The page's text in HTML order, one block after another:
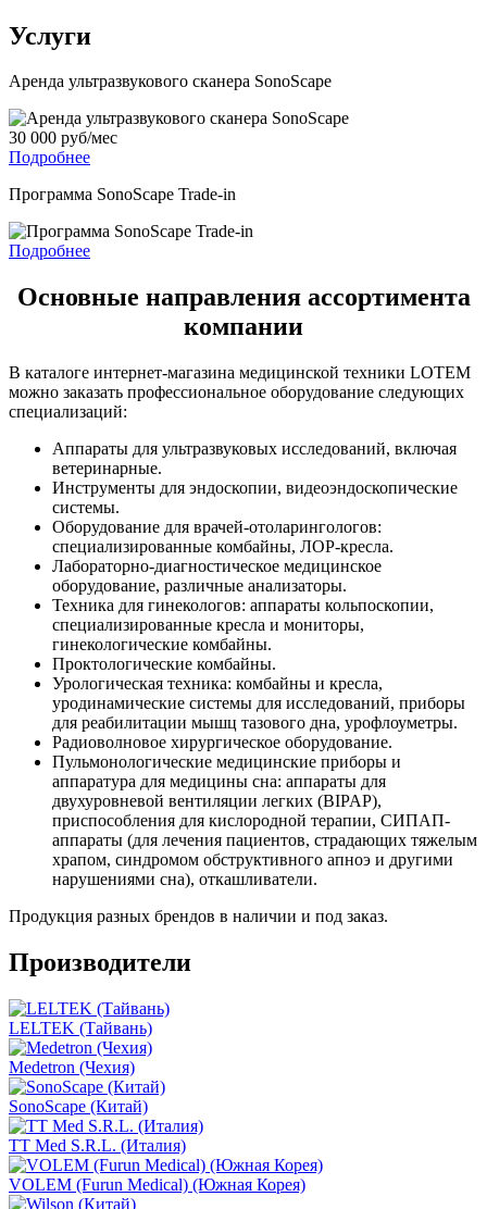
Услуги
Аренда ультразвукового сканера SonoScape
30 000 руб/мес
Подробнее
Программа SonoScape Trade-in
Подробнее
Основные направления ассортимента
компании
В каталоге интернет-магазина медицинской техники LOTEM
можно заказать профессиональное оборудование следующих
специализаций:
Аппараты для ультразвуковых исследований, включая
ветеринарные.
Инструменты для эндоскопии, видеоэндоскопические
системы.
Оборудование для врачей-отоларингологов:
специализированные комбайны, ЛОР-кресла.
Лабораторно-диагностическое медицинское
оборудование, различные анализаторы.
Техника для гинекологов: аппараты кольпоскопии,
специализированные кресла и мониторы,
гинекологические комбайны.
Проктологические комбайны.
Урологическая техника: комбайны и кресла,
уродинамические системы для исследований, приборы
для реабилитации мышц тазового дна, урофлоуметры.
Радиоволновое хирургическое оборудование.
Пульмонологические медицинские приборы и
аппаратура для медицины сна: аппараты для
двухуровневой вентиляции легких (BIPAP),
приспособления для кислородной терапии, СИПАП-
аппараты (для лечения пациентов, страдающих тяжелым
храпом, синдромом обструктивного апноэ и другими
нарушениями сна), откашливатели.
Продукция разных брендов в наличии и под заказ.
Производители
LELTEK (Тайвань)
Medetron (Чехия)
SonoScape (Китай)
TT Med S.R.L. (Италия)
VOLEM (Furun Medical) (Южная Корея)